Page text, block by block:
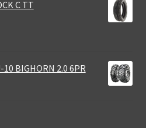
C TT
10 BIGHORN 2.0 6PR